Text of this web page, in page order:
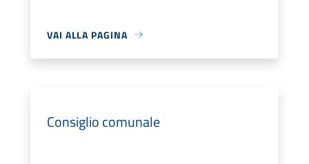
VAI ALLA PAGINA
Consiglio comunale